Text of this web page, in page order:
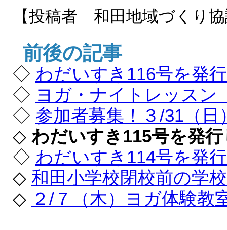
【投稿者 和田地域づくり
前後の記事
◇ わだいすき116号を発
◇ ヨガ・ナイトレッス
◇ 参加者募集！３/31（
◇ わだいすき115号を発
◇ わだいすき114号を発
◇ 和田小学校閉校前の学
◇ ２/７（木）ヨガ体験